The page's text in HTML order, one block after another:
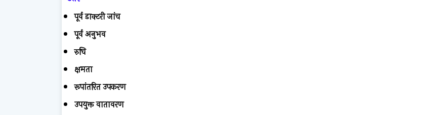
पूर्व डाक्टरी जांच
पूर्व अनुभव
रुचि
क्षमता
रूपांतरित उपकरण
उपयुक्त वातावरण